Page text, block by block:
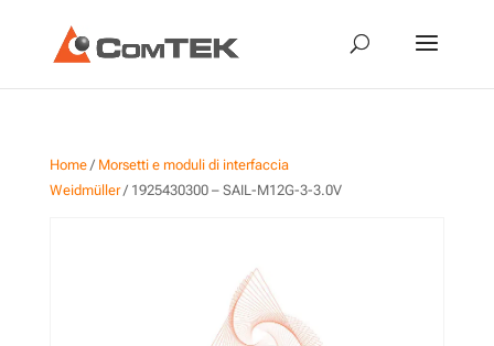
Home/ Morsetti e moduli di interfaccia
Weidmüller/ 1925430300 – SAIL-M12G-3-3.0V